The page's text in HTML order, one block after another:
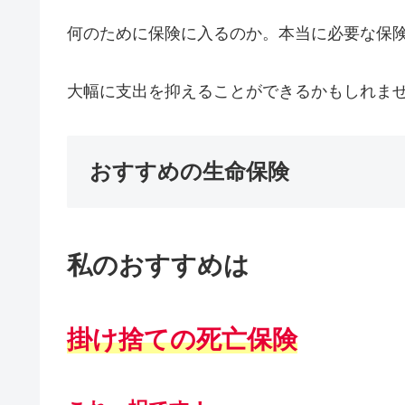
何のために保険に入るのか。本当に必要な保
大幅に支出を抑えることができるかもしれませ
おすすめの生命保険
私のおすすめは
掛け捨ての死亡保険